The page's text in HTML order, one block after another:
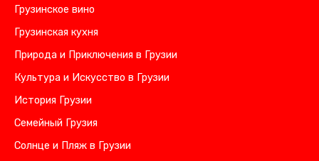
Грузинское вино
Грузинская кухня
Природа и Приключения в Грузии
Культура и Искусство в Грузии
История Грузии
Семейный Грузия
Солнце и Пляж в Грузии